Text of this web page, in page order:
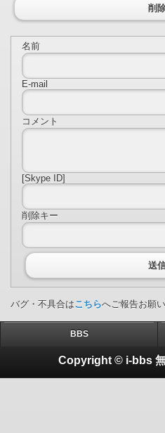
削
名前
E-mail
コメント
[Skype ID]
削除キー
送
バグ・不具合はこちらへご報告お願
BBS
Copyright © i-bbs